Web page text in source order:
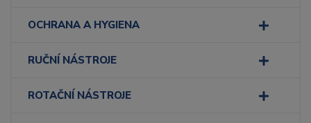
OCHRANA A HYGIENA
RUČNÍ NÁSTROJE
ROTAČNÍ NÁSTROJE